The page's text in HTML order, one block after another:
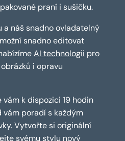
praní i sušičku.
a náš snadno ovladatelný
snadno editovat
AI technologii pro
i opravu
k dispozici 19 hodin
vám poradí s každým
Vytvořte si originální
svému stylu nový